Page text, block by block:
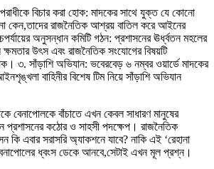
বিচার করা হোক: মাদকের সাথে যুক্ত যে কোনো
কেন,তাদের রাজনৈতিক আশ্রয় বাতিল করে আইনের
অনুসন্ধান কমিটি গঠন: প্রশাসনের ঊর্ধ্বতন মহলের
ক্ষমতার উৎস এবং রাজনৈতিক সংযোগের বিষয়টি
৩. সাঁড়াশি অভিযান: ভবেরবেড় ৬ নম্বর ওয়ার্ডে মাদকের
বাহিনীর বিশেষ টিম নিয়ে সাঁড়াশি অভিযান
বেনাপোলকে বাঁচাতে এখন কেবল সাধারণ মানুষের
প্রশাসনের কঠোর ও সাহসী পদক্ষেপ। রাজনৈতিক
এবার সরাসরি অ্যাকশনে যাবে? নাকি এই ‘রেহানা
বেনাপোলের ধ্বংস ডেকে আনবে,সেটাই এখন মূল প্রশ্ন।